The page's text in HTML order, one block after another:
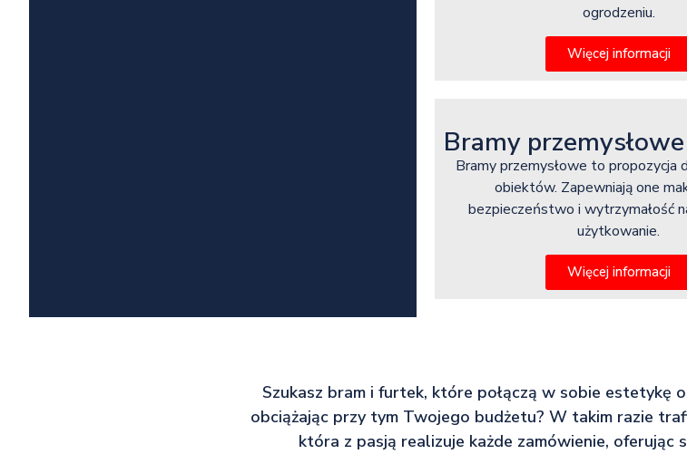
ogrodzeniu.
Więcej informacji
Bramy
Bramy przemysłowe to propozycja
obiektów. Zapewniają one
bezpieczeństwo i wytrzymałość
użytkowanie.
Więcej informacji
Szukasz bram i furtek, które połączą w sobie estetykę
obciążając przy tym Twojego budżetu? W takim razie
która z pasją realizuje każde zamówienie, oferując